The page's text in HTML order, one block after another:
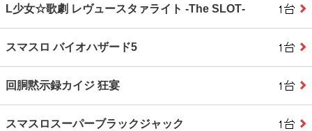
L少女☆歌劇 レヴュースタァライト ‐The SLOT‐
スマスロ バイオハザード5
回胴黙示録カイジ 狂宴
スマスロスーパーブラックジャック